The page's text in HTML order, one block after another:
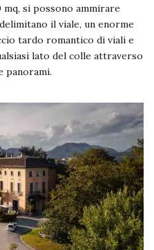
si possono ammirare
il viale, un enorme
tardo romantico di viali e
lato del colle attraverso
panorami.